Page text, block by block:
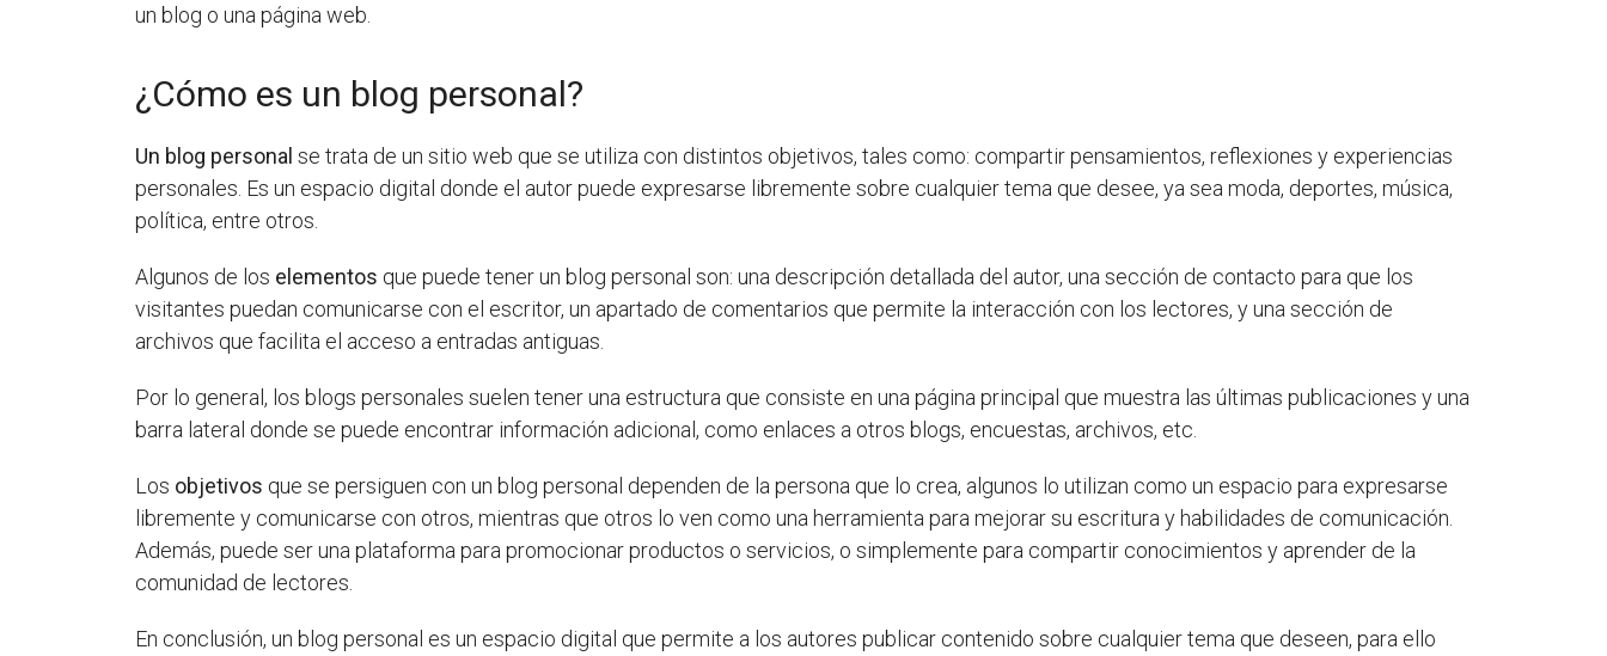
un blog o una página web.
¿Cómo es un blog personal?
Un blog personal se trata de un sitio web que se utiliza con distintos objetivos, tales como: compartir pensamientos, reflexiones y experiencias
personales. Es un espacio digital donde el autor puede expresarse libremente sobre cualquier tema que desee, ya sea moda, deportes, música,
política, entre otros.
Algunos de los elementos que puede tener un blog personal son: una descripción detallada del autor, una sección de contacto para que los
visitantes puedan comunicarse con el escritor, un apartado de comentarios que permite la interacción con los lectores, y una sección de
archivos que facilita el acceso a entradas antiguas.
Por lo general, los blogs personales suelen tener una estructura que consiste en una página principal que muestra las últimas publicaciones y una
barra lateral donde se puede encontrar información adicional, como enlaces a otros blogs, encuestas, archivos, etc.
Los objetivos que se persiguen con un blog personal dependen de la persona que lo crea, algunos lo utilizan como un espacio para expresarse
libremente y comunicarse con otros, mientras que otros lo ven como una herramienta para mejorar su escritura y habilidades de comunicación.
Además, puede ser una plataforma para promocionar productos o servicios, o simplemente para compartir conocimientos y aprender de la
comunidad de lectores.
En conclusión, un blog personal es un espacio digital que permite a los autores publicar contenido sobre cualquier tema que deseen, para ello